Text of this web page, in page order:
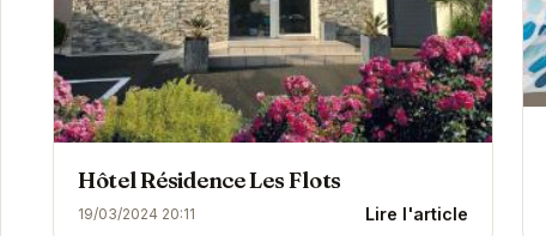
Hôtel Résidence Les Flots
19/03/2024 20:11 Lire l'article